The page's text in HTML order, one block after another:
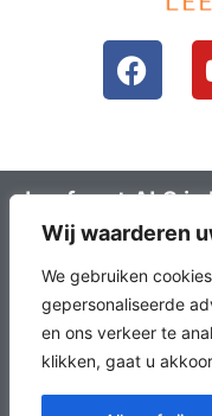
Wij waarderen
We gebruiken
gepersonaliseerde
en ons verkeer te
klikken, gaat u
Leef met ALS
met ALS en
Leefals.nl heeft
met elkaar in
laatste
échte